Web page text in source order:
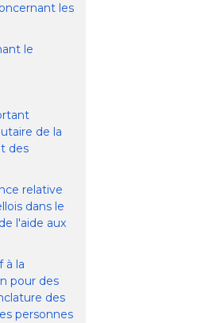
les
le
de la
des
relative
dans le
l'aide aux
à la
pour des
des
personnes